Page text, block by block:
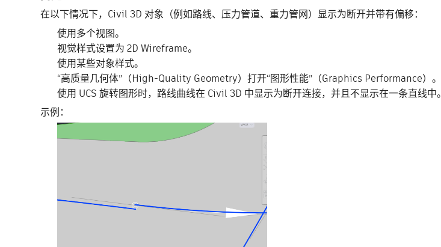
在以下情况下，Civil 3D 对象（例如路线、压力管道、重力管网）显示为断开并带有偏移：
使用多个视图。
视觉样式设置为 2D Wireframe。
使用某些对象样式。
“高质量几何体”（High-Quality Geometry）打开“图形性能”（Graphics Performance）。
使用 UCS 旋转图形时，路线曲线在 Civil 3D 中显示为断开连接，并且不显示在一条直线中。
示例：